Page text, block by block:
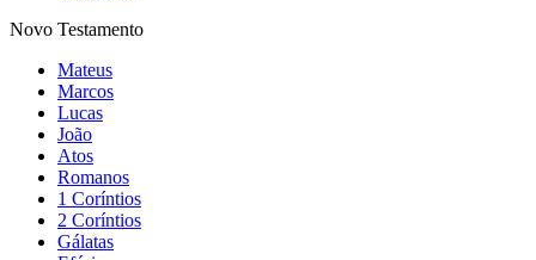
Novo Testamento
Mateus
Marcos
Lucas
João
Atos
Romanos
1 Coríntios
2 Coríntios
Gálatas